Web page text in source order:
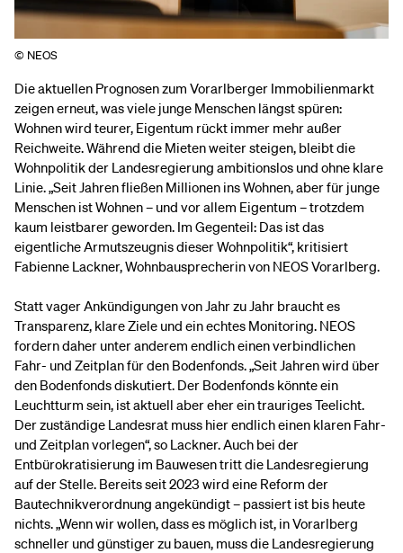
© NEOS
Die aktuellen Prognosen zum Vorarlberger Immobilienmarkt
zeigen erneut, was viele junge Menschen längst spüren:
Wohnen wird teurer, Eigentum rückt immer mehr außer
Reichweite. Während die Mieten weiter steigen, bleibt die
Wohnpolitik der Landesregierung ambitionslos und ohne klare
Linie. „Seit Jahren fließen Millionen ins Wohnen, aber für junge
Menschen ist Wohnen – und vor allem Eigentum – trotzdem
kaum leistbarer geworden. Im Gegenteil: Das ist das
eigentliche Armutszeugnis dieser Wohnpolitik“, kritisiert
Fabienne Lackner, Wohnbausprecherin von NEOS Vorarlberg.
Statt vager Ankündigungen von Jahr zu Jahr braucht es
Transparenz, klare Ziele und ein echtes Monitoring. NEOS
fordern daher unter anderem endlich einen verbindlichen
Fahr- und Zeitplan für den Bodenfonds. „Seit Jahren wird über
den Bodenfonds diskutiert. Der Bodenfonds könnte ein
Leuchtturm sein, ist aktuell aber eher ein trauriges Teelicht.
Der zuständige Landesrat muss hier endlich einen klaren Fahr-
und Zeitplan vorlegen“, so Lackner. Auch bei der
Entbürokratisierung im Bauwesen tritt die Landesregierung
auf der Stelle. Bereits seit 2023 wird eine Reform der
Bautechnikverordnung angekündigt – passiert ist bis heute
nichts. „Wenn wir wollen, dass es möglich ist, in Vorarlberg
schneller und günstiger zu bauen, muss die Landesregierung